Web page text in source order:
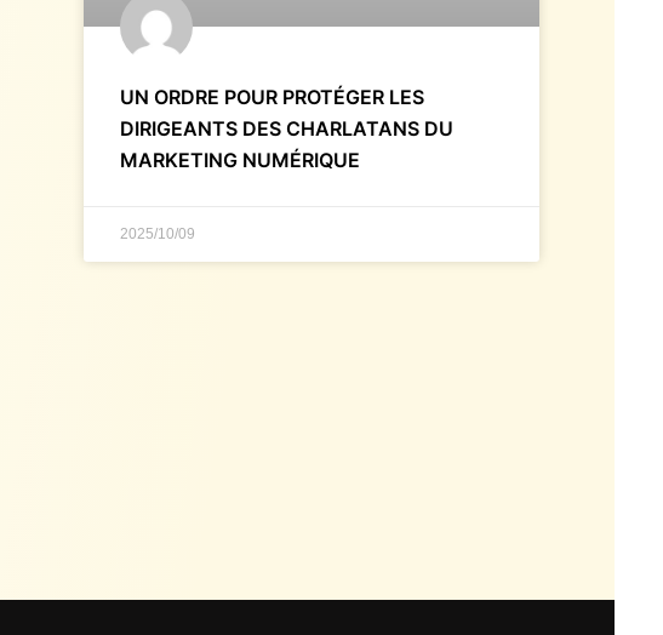
UN ORDRE POUR PROTÉGER LES
DIRIGEANTS DES CHARLATANS DU
MARKETING NUMÉRIQUE
2025/10/09